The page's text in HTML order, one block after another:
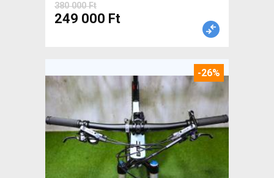
380 000 Ft
249 000 Ft
-26%